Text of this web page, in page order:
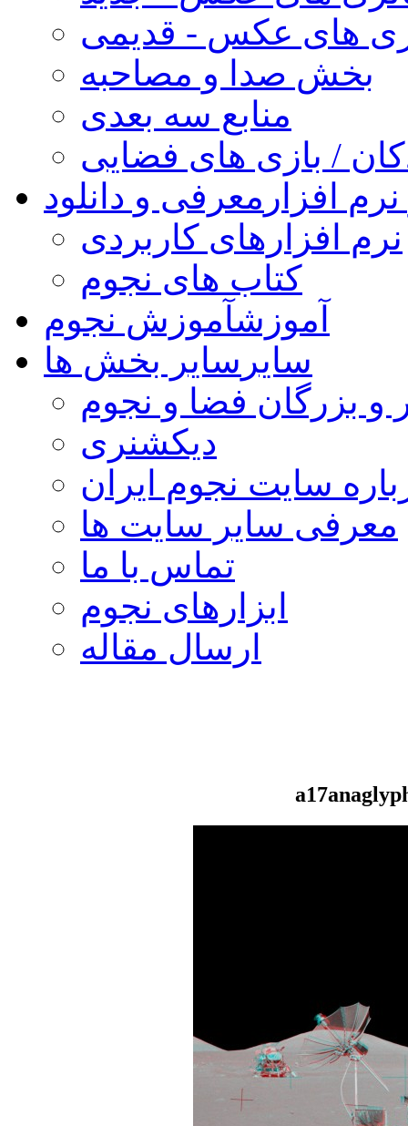
های عکس - قدیمی
بخش صدا و مصاحبه
منابع سه بعدی
/ بازی های فضایی
افزار معرفی و دانلود
نرم افزارهای کاربردی
کتاب های نجوم
آموزشآموزش نجوم
سایر سایر بخش ها
و بزرگان فضا و نجوم
دیکشنری
سایت نجوم ایران
معرفی سایر سایت ها
تماس با ما
ابزارهای نجوم
ارسال مقاله